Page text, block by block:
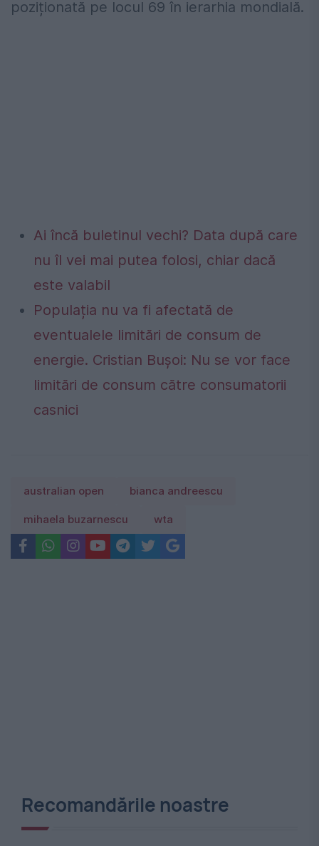
poziționată pe locul 69 în ierarhia mondială.
Ai încă buletinul vechi? Data după care
nu îl vei mai putea folosi, chiar dacă
este valabil
Populația nu va fi afectată de
eventualele limitări de consum de
energie. Cristian Bușoi: Nu se vor face
limitări de consum către consumatorii
casnici
australian open bianca andreescu
mihaela buzarnescu wta
Recomandările noastre